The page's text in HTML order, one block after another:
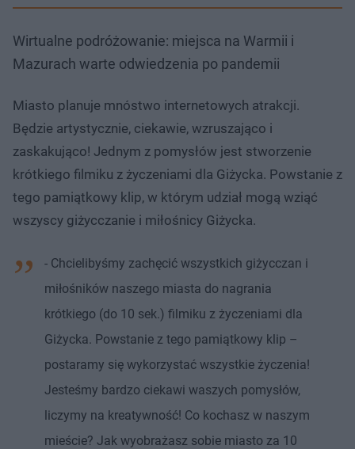
Wirtualne podróżowanie: miejsca na Warmii i
Mazurach warte odwiedzenia po pandemii
Miasto planuje mnóstwo internetowych atrakcji.
Będzie artystycznie, ciekawie, wzruszająco i
zaskakująco! Jednym z pomysłów jest stworzenie
krótkiego filmiku z życzeniami dla Giżycka. Powstanie z
tego pamiątkowy klip, w którym udział mogą wziąć
wszyscy giżycczanie i miłośnicy Giżycka.
- Chcielibyśmy zachęcić wszystkich giżycczan i
miłośników naszego miasta do nagrania
krótkiego (do 10 sek.) filmiku z życzeniami dla
Giżycka. Powstanie z tego pamiątkowy klip –
postaramy się wykorzystać wszystkie życzenia!
Jesteśmy bardzo ciekawi waszych pomysłów,
liczymy na kreatywność! Co kochasz w naszym
mieście? Jak wyobrażasz sobie miasto za 10